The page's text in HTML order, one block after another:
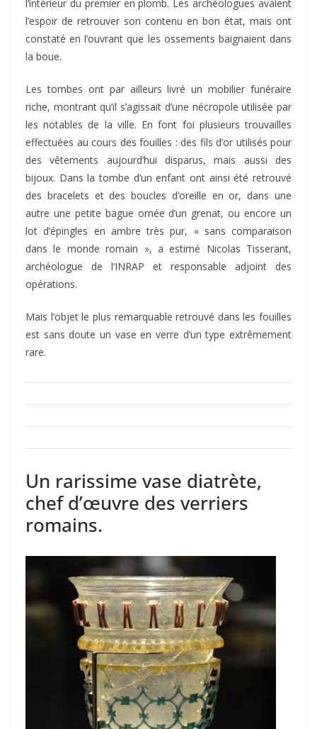
l’intérieur du premier en plomb. Les archéologues avaient
l’espoir de retrouver son contenu en bon état, mais ont
constaté en l’ouvrant que les ossements baignaient dans
la boue.
Les tombes ont par ailleurs livré un mobilier funéraire
riche, montrant qu’il s’agissait d’une nécropole utilisée par
les notables de la ville. En font foi plusieurs trouvailles
effectuées au cours des fouilles : des fils d’or utilisés pour
des vêtements aujourd’hui disparus, mais aussi des
bijoux. Dans la tombe d’un enfant ont ainsi été retrouvé
des bracelets et des boucles d’oreille en or, dans une
autre une petite bague ornée d’un grenat, ou encore un
lot d’épingles en ambre très pur, « sans comparaison
dans le monde romain », a estimé Nicolas Tisserant,
archéologue de l’INRAP et responsable adjoint des
opérations.
Mais l’objet le plus remarquable retrouvé dans les fouilles
est sans doute un vase en verre d’un type extrêmement
rare.
Un rarissime vase diatrète,
chef d’œuvre des verriers
romains.